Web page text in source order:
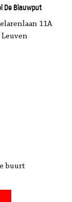
De Blauwput
11A
Leuven
buurt